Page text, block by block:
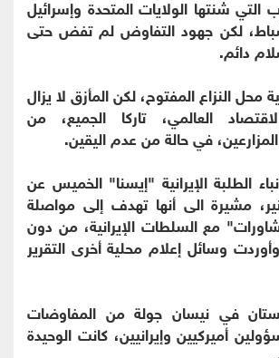
التي شنتها الولايات المتحدة وإسرائيل
من 28 شباط، لكن جهود التفاوض لم تفض حتى
دائم.
النزاع المفتوح، لكن المأزق لا يزال
العالمي، تاركا الجميع، من
في حالة من عدم اليقين.
الطلبة الإيرانية "إيسنا" الخميس عن
مشيرة الى أنها تهدف إلى مواصلة
مع السلطات الإيرانية، من دون
وسائل إعلام محلية أخرى التقرير
في نيسان جولة من المفاوضات
أميركيين وإيرانيين، كانت الوحيدة